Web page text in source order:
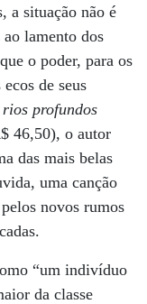
a situação não é
lamento dos
o poder, para os
de seus
rios profundos
46,50), o autor
das mais belas
uma canção
novos rumos
“um indivíduo
da classe